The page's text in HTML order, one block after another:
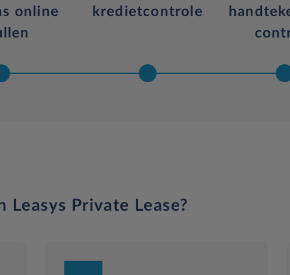
online
kredietcontrole
Private Lease?